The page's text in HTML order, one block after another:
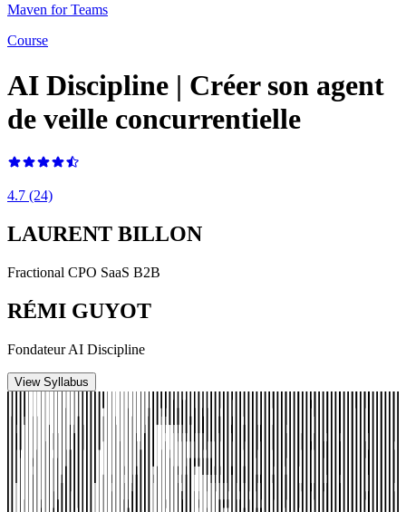
Maven for Teams
Course
AI Discipline | Créer son agent
de veille concurrentielle
4.7 (24)
LAURENT BILLON
Fractional CPO SaaS B2B
RÉMI GUYOT
Fondateur AI Discipline
View Syllabus